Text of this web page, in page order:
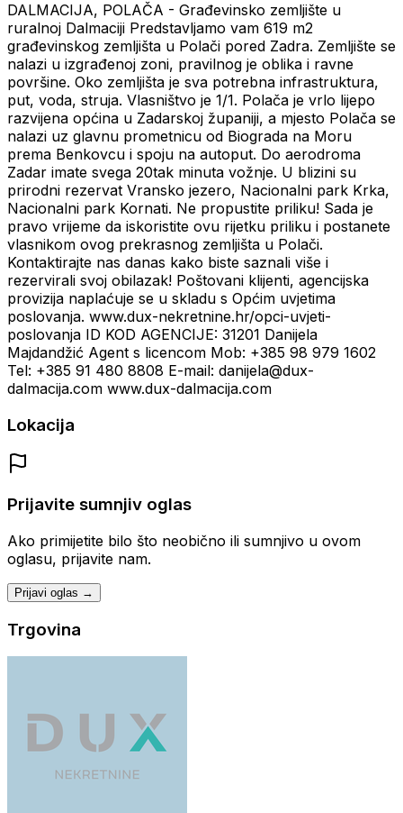
DALMACIJA, POLAČA - Građevinsko zemljište u
ruralnoj Dalmaciji Predstavljamo vam 619 m2
građevinskog zemljišta u Polači pored Zadra. Zemljište se
nalazi u izgrađenoj zoni, pravilnog je oblika i ravne
površine. Oko zemljišta je sva potrebna infrastruktura,
put, voda, struja. Vlasništvo je 1/1. Polača je vrlo lijepo
razvijena općina u Zadarskoj županiji, a mjesto Polača se
nalazi uz glavnu prometnicu od Biograda na Moru
prema Benkovcu i spoju na autoput. Do aerodroma
Zadar imate svega 20tak minuta vožnje. U blizini su
prirodni rezervat Vransko jezero, Nacionalni park Krka,
Nacionalni park Kornati. Ne propustite priliku! Sada je
pravo vrijeme da iskoristite ovu rijetku priliku i postanete
vlasnikom ovog prekrasnog zemljišta u Polači.
Kontaktirajte nas danas kako biste saznali više i
rezervirali svoj obilazak! Poštovani klijenti, agencijska
provizija naplaćuje se u skladu s Općim uvjetima
poslovanja. www.dux-nekretnine.hr/opci-uvjeti-
poslovanja ID KOD AGENCIJE: 31201 Danijela
Majdandžić Agent s licencom Mob: +385 98 979 1602
Tel: +385 91 480 8808 E-mail: danijela@dux-
dalmacija.com www.dux-dalmacija.com
Lokacija
Prijavite sumnjiv oglas
Ako primijetite bilo što neobično ili sumnjivo u ovom
oglasu, prijavite nam.
Prijavi oglas →
Trgovina